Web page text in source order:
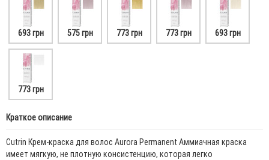
693 грн 575 грн 773 грн 773 грн 693 грн
773 грн
Краткое описание
Cutrin Крем-краска для волос Aurora Permanent Аммиачная краска
имеет мягкую, не плотную консистенцию, которая легко